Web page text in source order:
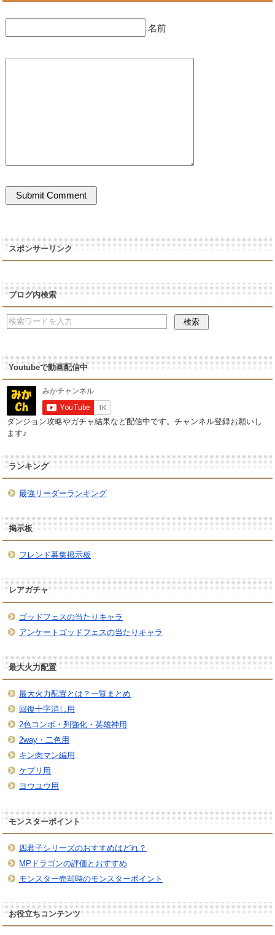
名前
スポンサーリンク
ブログ内検索
Youtubeで動画配信中
ダンジョン攻略やガチャ結果など配信中です。チャンネル登録お願いし
ます♪
ランキング
最強リーダーランキング
掲示板
フレンド募集掲示板
レアガチャ
ゴッドフェスの当たりキャラ
アンケートゴッドフェスの当たりキャラ
最大火力配置
最大火力配置とは？一覧まとめ
回復十字消し用
2色コンボ・列強化・英雄神用
2way・二色用
キン肉マン編用
ケプリ用
ヨウユウ用
モンスターポイント
四君子シリーズのおすすめはどれ？
MPドラゴンの評価とおすすめ
モンスター売却時のモンスターポイント
お役立ちコンテンツ